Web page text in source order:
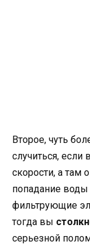
Второе, чуть
случиться,
скорости, а там
попадание воды
фильтрующие
тогда вы
серьезной